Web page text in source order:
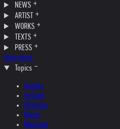
NEWS
ARTIST
WORKS
TEXTS
PRESS
Interviews
Topics
Austria
Ireland
Helvetia
Music
Museum